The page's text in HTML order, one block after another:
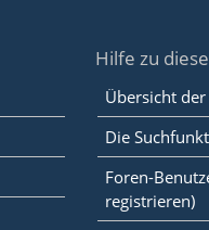
Hilfe zu
Übersicht
Die
Foren-
registrieren)